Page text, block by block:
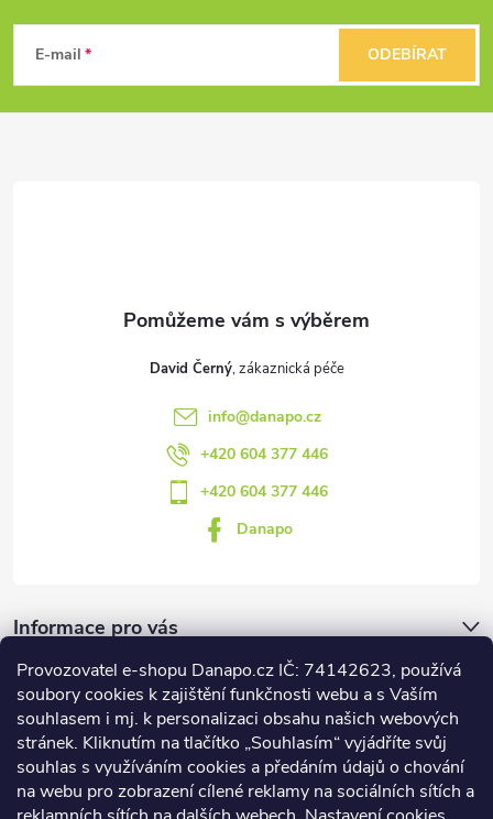
Provozovatel e-shopu Danapo.cz IČ: 74142623, používá
soubory cookies k zajištění funkčnosti webu a s Vaším
souhlasem i mj. k personalizaci obsahu našich webových
stránek. Kliknutím na tlačítko „Souhlasím“ vyjádříte svůj
souhlas s využíváním cookies a předáním údajů o chování
na webu pro zobrazení cílené reklamy na sociálních sítích a
p
E-mail ODEBÍRAT
David Černý
info@danapo.cz
+420 604 377 446
+420 604 377 446
Danapo
Informace pro vás
Dotazník
Co upřednosťnujete?
Počet hlasů:437